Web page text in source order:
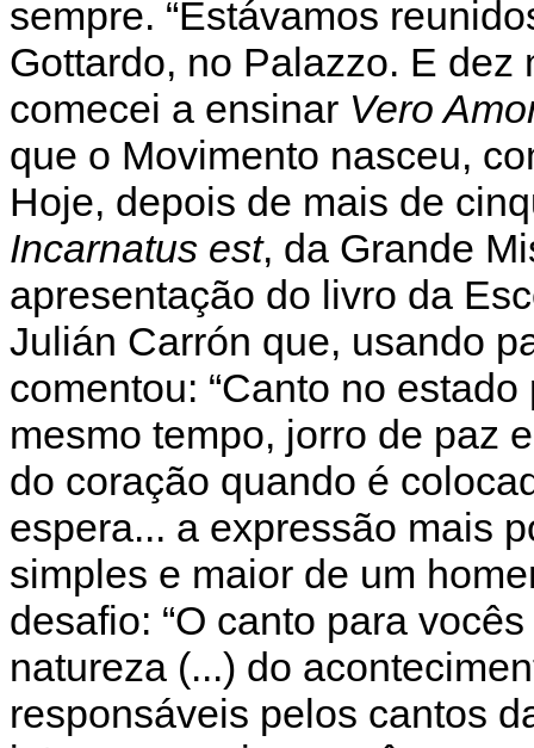
sempre. “Estávamos
Gottardo, no Palazzo. E
comecei a ensinar Vero
que o Movimento nasceu,
Hoje, depois de mais de
Incarnatus est, da Grande
apresentação do livro da
Julián Carrón que, usando
comentou: “Canto no
mesmo tempo, jorro de paz
do coração quando é
espera... a expressão mais
simples e maior de um
desafio: “O canto para
natureza (...) do
responsáveis pelos cantos